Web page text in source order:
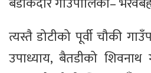
त्यस्तै डोटीको पूर्वी चौकी
उपाध्याय, बैतडीको शिवनाथ